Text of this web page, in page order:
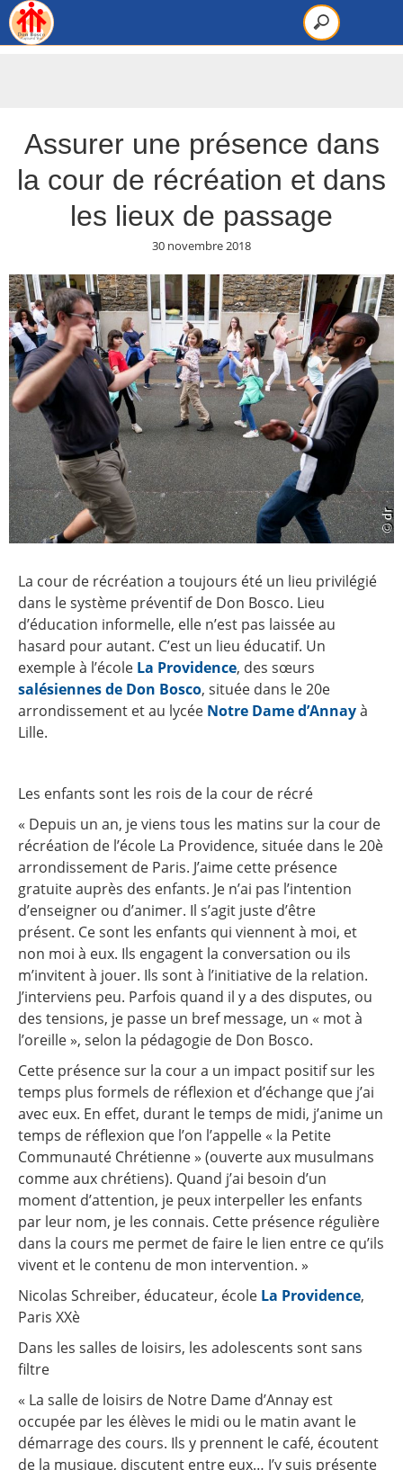
Assurer une présence dans
la cour de récréation et dans
les lieux de passage
30 novembre 2018
La cour de récréation a toujours été un lieu privilégié
dans le système préventif de Don Bosco. Lieu
d’éducation informelle, elle n’est pas laissée au
hasard pour autant. C’est un lieu éducatif. Un
exemple à l’école La Providence, des sœurs
salésiennes de Don Bosco, située dans le 20e
arrondissement et au lycée Notre Dame d’Annayà
Lille.
Les enfants sont les rois de la cour de récré
« Depuis un an, je viens tous les matins sur la cour de
récréation de l’école La Providence, située dans le 20è
arrondissement de Paris. J’aime cette présence
gratuite auprès des enfants. Je n’ai pas l’intention
d’enseigner ou d’animer. Il s’agit juste d’être
présent. Ce sont les enfants qui viennent à moi, et
non moi à eux. Ils engagent la conversation ou ils
m’invitent à jouer. Ils sont à l’initiative de la relation.
J’interviens peu. Parfois quand il y a des disputes, ou
des tensions, je passe un bref message, un « mot à
l’oreille », selon la pédagogie de Don Bosco.
Cette présence sur la cour a un impact positif sur les
temps plus formels de réflexion et d’échange que j’ai
avec eux. En effet, durant le temps de midi, j’anime un
temps de réflexion que l’on l’appelle « la Petite
Communauté Chrétienne » (ouverte aux musulmans
comme aux chrétiens). Quand j’ai besoin d’un
moment d’attention, je peux interpeller les enfants
par leur nom, je les connais. Cette présence régulière
dans la cours me permet de faire le lien entre ce qu’ils
vivent et le contenu de mon intervention. »
Nicolas Schreiber, éducateur, école La Providence,
Paris XXè
Dans les salles de loisirs, les adolescents sont sans
filtre
« La salle de loisirs de Notre Dame d’Annay est
occupée par les élèves le midi ou le matin avant le
démarrage des cours. Ils y prennent le café, écoutent
de la musique, discutent entre eux… J’y suis présente